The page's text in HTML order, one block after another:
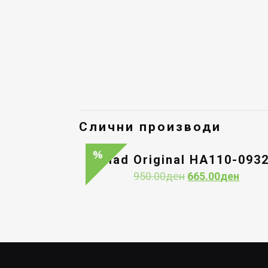
Слични производи
Had Original HA110-0932
950.00ден Original
665.00ден